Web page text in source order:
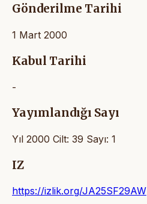
Gönderilme Tarihi
1 Mart 2000
Kabul Tarihi
-
Yayımlandığı Sayı
Yıl 2000 Cilt: 39 Sayı: 1
IZ
https://izlik.org/JA25SF29AW